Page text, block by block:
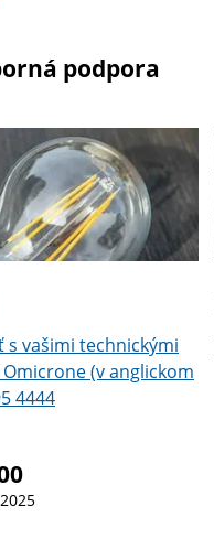
podpora
vašimi technickými
(v anglickom
4444